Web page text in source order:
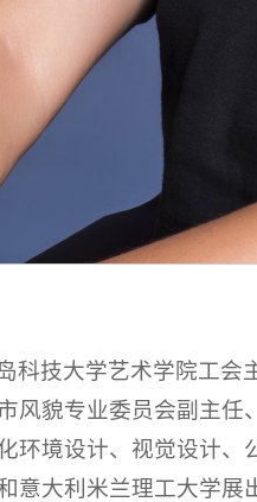
科技大学艺术学院工
风貌专业委员会副主
环境设计、视觉设计
意大利米兰理工大学